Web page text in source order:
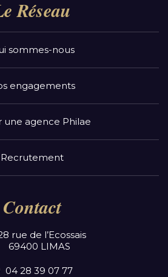
Réseau
sommes-nous
engagements
une agence Philae
Recrutement
Contact
rue de l’Ecossais
69400 LIMAS
04 28 39 07 77